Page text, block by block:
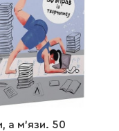
а м'язи. 50